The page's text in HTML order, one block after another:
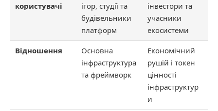
користувачі
ігор, студії та
будівельники
платформ
інвестори та
учасники
екосистеми
Відношення
Основна
інфраструктура
та фреймворк
Економічний
рушій і токен
цінності
інфраструктур
и